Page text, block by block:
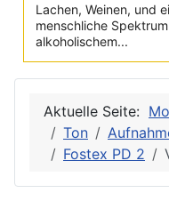
Lachen, Weinen, und
menschliche
alkoholischem...
Aktuelle Seite:
Ton
Fostex PD 2